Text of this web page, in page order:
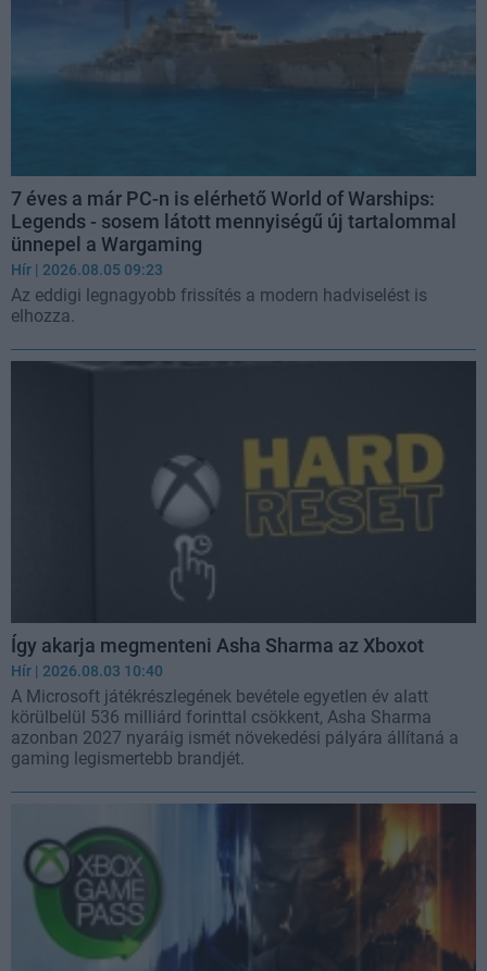
7 éves a már PC-n is elérhető World of Warships:
Legends - sosem látott mennyiségű új tartalommal
ünnepel a Wargaming
Hír | 2026.08.05 09:23
Az eddigi legnagyobb frissítés a modern hadviselést is
elhozza.
Így akarja megmenteni Asha Sharma az Xboxot
Hír | 2026.08.03 10:40
A Microsoft játékrészlegének bevétele egyetlen év alatt
körülbelül 536 milliárd forinttal csökkent, Asha Sharma
azonban 2027 nyaráig ismét növekedési pályára állítaná a
gaming legismertebb brandjét.